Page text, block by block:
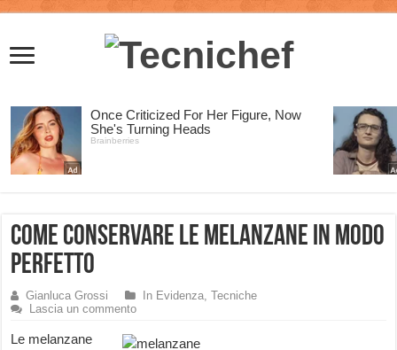
Come conservare le Melanzane in modo
perfetto
Gianluca Grossi In Evidenza,Tecniche
Lascia un commento
Le melanzane